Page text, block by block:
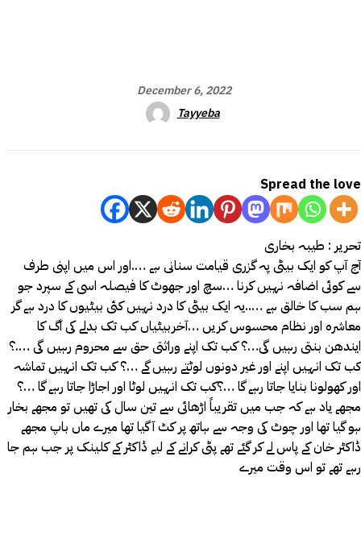
December 6, 2022
Tayyeba
Spread the love
تحریر : طیبہ بخاری
آج آپ کو ایک بیٹی پہ گزری قیامت سنانی ہے ….اور اس میں اپنی طرف
سے کوئی اضافہ نہیں کرنا …سچ اور جھوٹ کا فیصلہ اسی کے سپرد جو
ہم سب کا خالق ہے …..یہ ایک بیٹی کا درد نہیں کئی بیٹیوں کا درد ہے گر
معاشرہ اور نظام محسوس کریں …آخربیٹیاں کب تک بدلے کی آگ کا
ایندھن بنتی رہیں گی…؟ کب تک اپنے وراثتی حق سے محروم رہیں گی ….؟
کب تک انہیں اپنے اور غیر دونوں لوٹتے رہیں گے …؟ کب تک انہیں تماشہ
اور کھولونا بنایا جاتا رہے گا …؟کب تک انہیں لوٹا اور اجاڑا جاتا رہے گا …؟
مجھے یاد ہے کہ جب میں تقریباً اڑھائی سے تین سال کی تھیں تو مجھے بخار
ہو گیا تھا اور چوٹ کی وجہ سے ہاتھ پر کٹ آ گیا تھا میرے ماں باپ مجھے
ڈاکٹر خان کے پاس لے کر گئے تھے پٹی کرانے کے لیے ڈاکٹر کے کلینک پر جب ہم جا
رہے تھے تو اس وقت میرے